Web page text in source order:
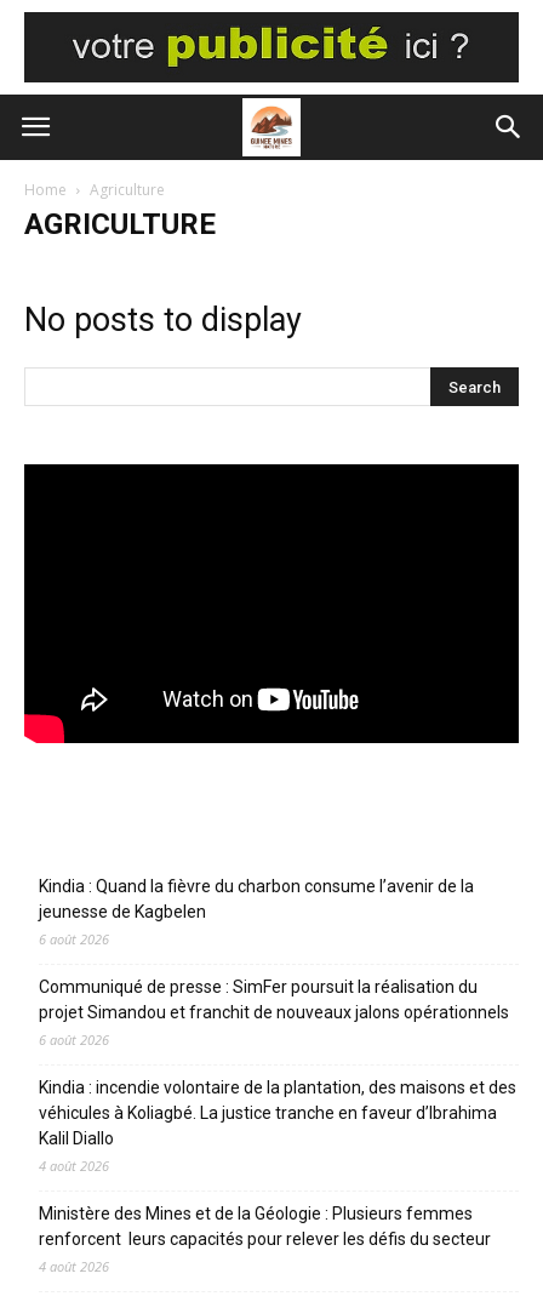
Home Agriculture
AGRICULTURE
No posts to display
Kindia : Quand la fièvre du charbon consume l’avenir de la
jeunesse de Kagbelen
6 août 2026
Communiqué de presse : SimFer poursuit la réalisation du
projet Simandou et franchit de nouveaux jalons opérationnels
6 août 2026
Kindia : incendie volontaire de la plantation, des maisons et des
véhicules à Koliagbé. La justice tranche en faveur d’Ibrahima
Kalil Diallo
4 août 2026
Ministère des Mines et de la Géologie : Plusieurs femmes
renforcent leurs capacités pour relever les défis du secteur
4 août 2026